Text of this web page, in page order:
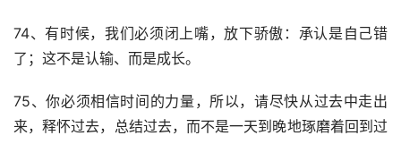
74、有时候，我们必须闭上嘴，放下骄傲：承认是自己错
了；这不是认输、而是成长。
75、你必须相信时间的力量，所以，请尽快从过去中走出
来，释怀过去，总结过去，而不是一天到晚地琢磨着回到过